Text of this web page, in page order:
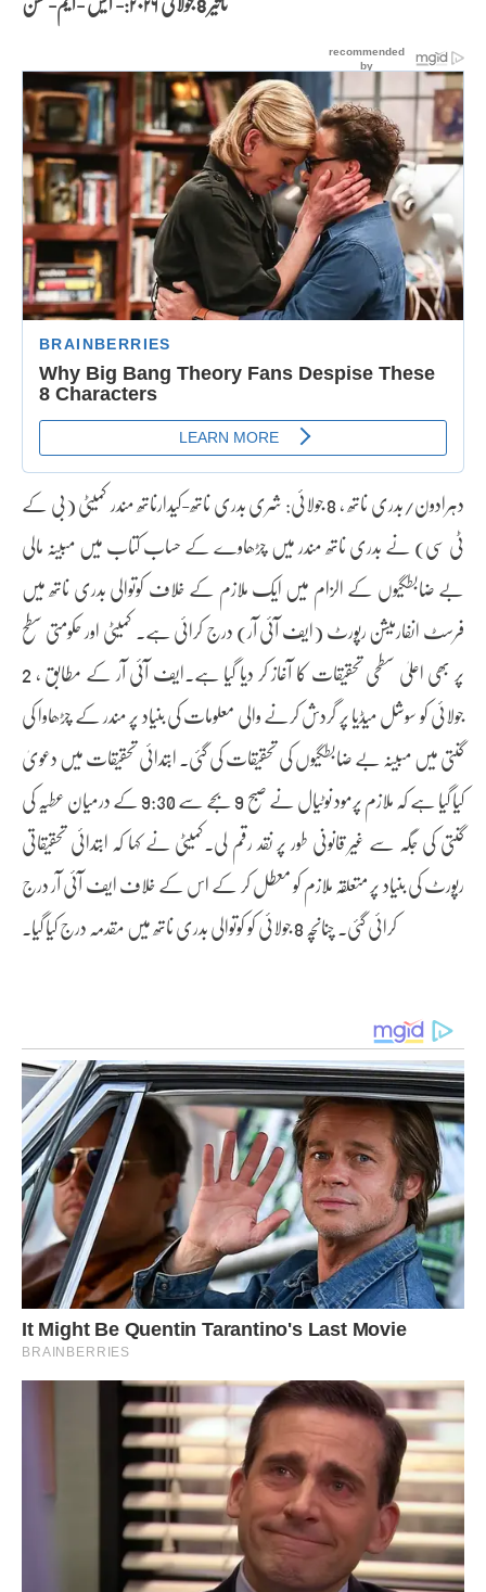
دہرادون/بدری ناتھ ، 8 جولائی: شری بدری ناتھ-کیدارناتھ مندر کمیٹی (بی کے
ٹی سی) نے بدری ناتھ مندر میں چڑھاوے کے حساب کتاب میں مبینہ مالی
بے ضابطگیوں کے الزام میں ایک ملازم کے خلاف کوتوالی بدری ناتھ میں
فرسٹ انفارمیشن رپورٹ (ایف آئی آر) درج کرائی ہے۔ کمیٹی اور حکومتی سطح
پر بھی اعلیٰ سطحی تحقیقات کا آغاز کر دیا گیا ہے۔ایف آئی آر کے مطابق ، 2
جولائی کو سوشل میڈیا پر گردش کرنے والی معلومات کی بنیاد پر مندر کے چڑھاوا کی
گنتی میں مبینہ بے ضابطگیوں کی تحقیقات کی گئی۔ ابتدائی تحقیقات میں دعویٰ
کیا گیا ہے کہ ملازم پرمود نوٹیال نے صبح 9 بجے سے 9:30 کے درمیان عطیہ کی
گنتی کی جگہ سے غیر قانونی طور پر نقد رقم لی۔کمیٹی نے کہا کہ ابتدائی تحقیقاتی
رپورٹ کی بنیاد پر متعلقہ ملازم کو معطل کر کے اس کے خلاف ایف آئی آر درج
کرائی گئی۔ چنانچہ 8 جولائی کو کوتوالی بدری ناتھ میں مقدمہ درج کیا گیا۔